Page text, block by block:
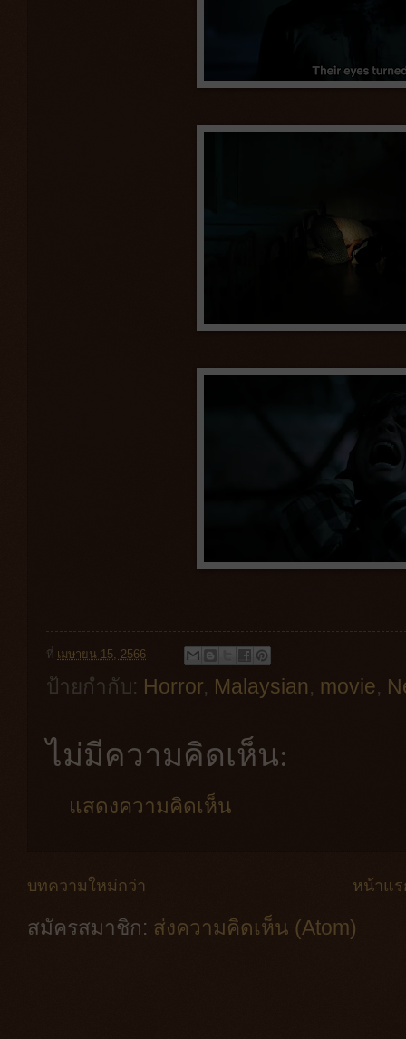
ที่ เมษายน 15, 2566
ป้ายกำกับ: Horror, Malaysian, movie,
ไม่มีความคิดเห็น:
แสดงความคิดเห็น
บทความใหม่กว่า หน้าแร
สมัครสมาชิก: ส่งความคิดเห็น (Atom)